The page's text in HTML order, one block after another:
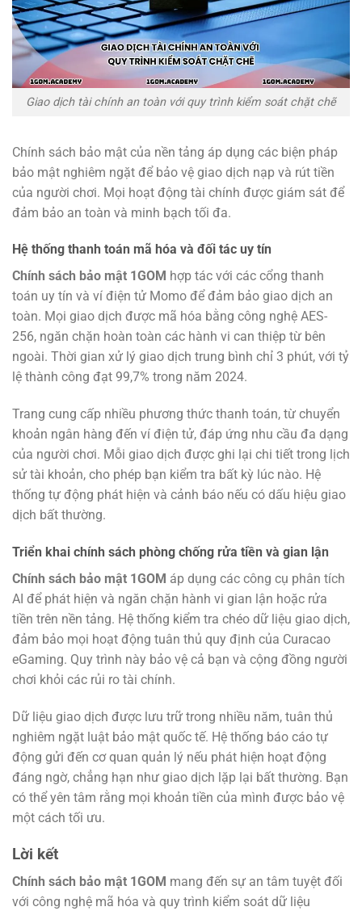
Giao dịch tài chính an toàn với quy trình kiểm soát chặt chẽ
Chính sách bảo mật của nền tảng áp dụng các biện pháp
bảo mật nghiêm ngặt để bảo vệ giao dịch nạp và rút tiền
của người chơi. Mọi hoạt động tài chính được giám sát để
đảm bảo an toàn và minh bạch tối đa.
Hệ thống thanh toán mã hóa và đối tác uy tín
Chính sách bảo mật 1GOM hợp tác với các cổng thanh
toán uy tín và ví điện tử Momo để đảm bảo giao dịch an
toàn. Mọi giao dịch được mã hóa bằng công nghệ AES-
256, ngăn chặn hoàn toàn các hành vi can thiệp từ bên
ngoài. Thời gian xử lý giao dịch trung bình chỉ 3 phút, với tỷ
lệ thành công đạt 99,7% trong năm 2024.
Trang cung cấp nhiều phương thức thanh toán, từ chuyển
khoản ngân hàng đến ví điện tử, đáp ứng nhu cầu đa dạng
của người chơi. Mỗi giao dịch được ghi lại chi tiết trong lịch
sử tài khoản, cho phép bạn kiểm tra bất kỳ lúc nào. Hệ
thống tự động phát hiện và cảnh báo nếu có dấu hiệu giao
dịch bất thường.
Triển khai chính sách phòng chống rửa tiền và gian lận
Chính sách bảo mật 1GOM áp dụng các công cụ phân tích
AI để phát hiện và ngăn chặn hành vi gian lận hoặc rửa
tiền trên nền tảng. Hệ thống kiểm tra chéo dữ liệu giao dịch,
đảm bảo mọi hoạt động tuân thủ quy định của Curacao
eGaming. Quy trình này bảo vệ cả bạn và cộng đồng người
chơi khỏi các rủi ro tài chính.
Dữ liệu giao dịch được lưu trữ trong nhiều năm, tuân thủ
nghiêm ngặt luật bảo mật quốc tế. Hệ thống báo cáo tự
động gửi đến cơ quan quản lý nếu phát hiện hoạt động
đáng ngờ, chẳng hạn như giao dịch lặp lại bất thường. Bạn
có thể yên tâm rằng mọi khoản tiền của mình được bảo vệ
một cách tối ưu.
Lời kết
Chính sách bảo mật 1GOM mang đến sự an tâm tuyệt đối
với công nghệ mã hóa và quy trình kiểm soát dữ liệu